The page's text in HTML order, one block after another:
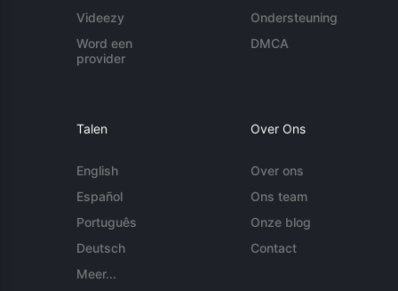
Videezy
Word een
provider
Ondersteuning
DMCA
Talen
English
Español
Português
Deutsch
Meer...
Over Ons
Over ons
Ons team
Onze blog
Contact